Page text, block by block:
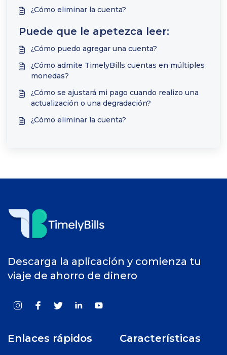
¿Cómo eliminar la cuenta?
Puede que le apetezca leer:
¿Cómo puedo agregar una cuenta?
¿Cómo admite TimelyBills cuentas en múltiples
monedas?
¿Cómo se ajustará mi pago cuando realizo una
actualización o una degradación?
¿Cómo eliminar la cuenta?
Descarga la aplicación y comienza tu
viaje de ahorro de dinero
Enlaces rápidos Características